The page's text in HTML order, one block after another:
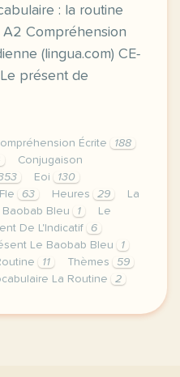
: la routine
Compréhension
(lingua.com) CE-
présent de
Écrite
188
Conjugaison
Eoi
130
63 Heures 29
La
Baobab Bleu 1
Le
De L'Indicatif
6
Le Baobab Bleu
1
11 Thèmes
59
La Routine 2
derniere semaine de